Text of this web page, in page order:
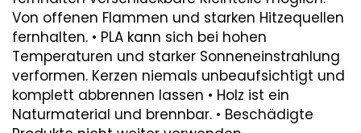
Von offenen Flammen und starken Hitzequellen
fernhalten. • PLA kann sich bei hohen
Temperaturen und starker Sonneneinstrahlung
verformen. Kerzen niemals unbeaufsichtigt und
komplett abbrennen lassen • Holz ist ein
Naturmaterial und brennbar. • Beschädigte